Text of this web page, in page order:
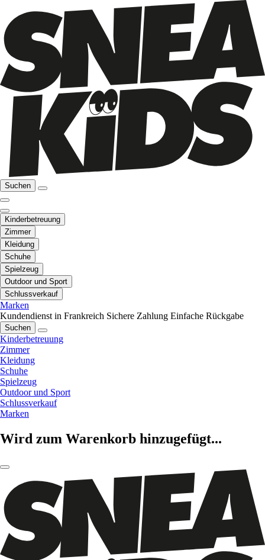
Suchen
Kinderbetreuung
Zimmer
Kleidung
Schuhe
Spielzeug
Outdoor und Sport
Schlussverkauf
Marken
Kundendienst in Frankreich Sichere Zahlung Einfache Rückgabe
Suchen
Kinderbetreuung
Zimmer
Kleidung
Schuhe
Spielzeug
Outdoor und Sport
Schlussverkauf
Marken
Wird zum Warenkorb hinzugefügt...